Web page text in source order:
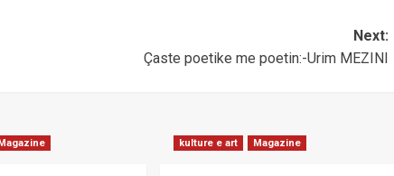
Next:
Çaste poetike me poetin:-Urim MEZINI
kulture e art Magazine